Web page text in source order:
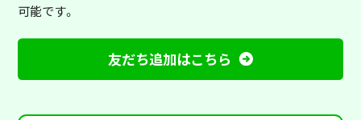
可能です。
友だち追加はこちら